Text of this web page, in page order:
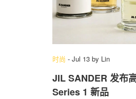
时尚 - Jul 13 by Lin
JIL SANDER 发布
Series 1 新品